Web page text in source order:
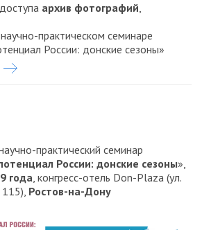
архив фотографий,
практическом семинаре
России: донские сезоны»
практический семинар
России: донские сезоны»,
года, конгресс-отель Don-Plaza (ул.
Ростов-на-Дону